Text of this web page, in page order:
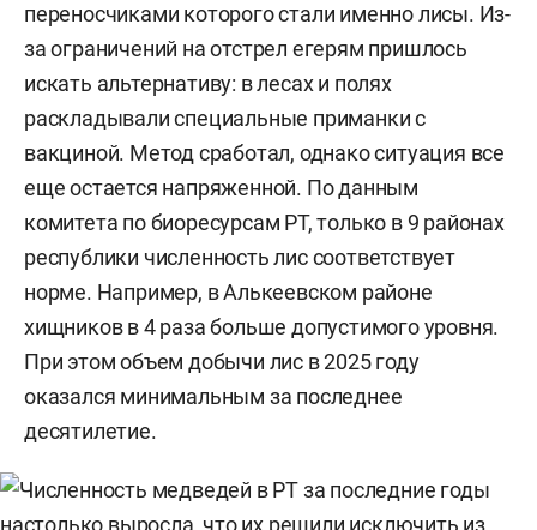
переносчиками которого стали именно лисы. Из-
за ограничений на отстрел егерям пришлось
искать альтернативу: в лесах и полях
раскладывали специальные приманки с
вакциной. Метод сработал, однако ситуация все
еще остается напряженной. По данным
комитета по биоресурсам РТ, только в 9 районах
республики численность лис соответствует
норме. Например, в Алькеевском районе
хищников в 4 раза больше допустимого уровня.
При этом объем добычи лис в 2025 году
оказался минимальным за последнее
десятилетие.